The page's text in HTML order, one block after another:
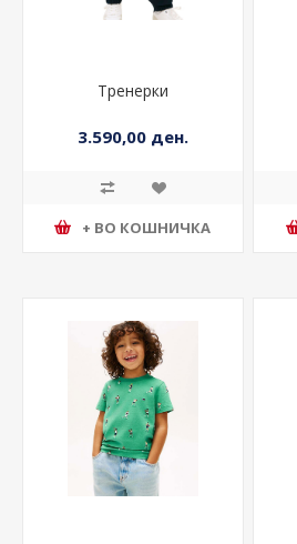
Тренерки
3.590,00 ден.
+ ВО КОШНИЧКА